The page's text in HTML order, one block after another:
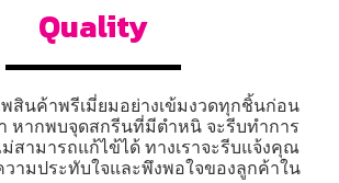
Quality
สินค้าพรีเมี่ยมอย่างเข้มงวดทุกชิ้นก่อน
หากพบจุดสกรีนที่มีตำหนิ จะรีบทำการ
สามารถแก้ไข้ได้ ทางเราจะรีบแจ้งคุณ
ามประทับใจและพึงพอใจของลูกค้าใน